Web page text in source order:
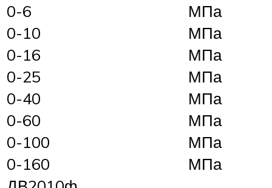
0-6
МПа
0-10
МПа
0-16
МПа
0-25
МПа
0-40
МПа
0-60
МПа
0-100
МПа
0-160
МПа